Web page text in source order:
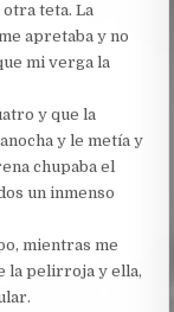
teta. La
apretaba y no
mi verga la
y que la
y le metía y
chupaba el
un inmenso
mientras me
la pelirroja y ella,